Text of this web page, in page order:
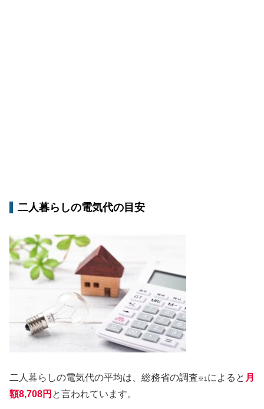
二人暮らしの電気代の目安
二人暮らしの電気代の平均は、総務省の調査※1 によると 月
額8,708円 と言われています。